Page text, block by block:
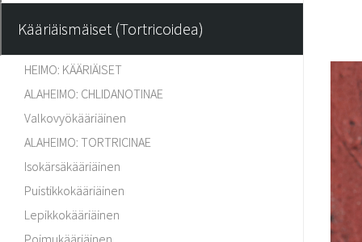
Kääriäismäiset (Tortricoidea)
HEIMO: KÄÄRIÄISET
ALAHEIMO: CHLIDANOTINAE
Valkovyökääriäinen
ALAHEIMO: TORTRICINAE
Isokärsäkääriäinen
Puistikkokääriäinen
Lepikkokääriäinen
Poimukääriäinen